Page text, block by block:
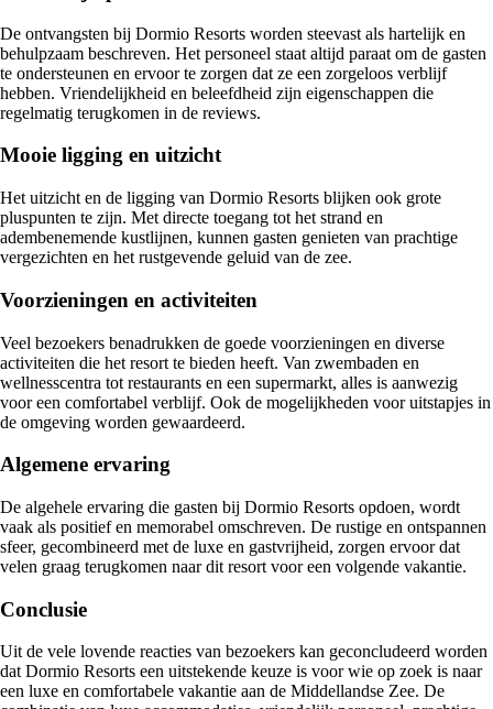
De ontvangsten bij Dormio Resorts worden steevast als hartelijk en
behulpzaam beschreven. Het personeel staat altijd paraat om de gasten
te ondersteunen en ervoor te zorgen dat ze een zorgeloos verblijf
hebben. Vriendelijkheid en beleefdheid zijn eigenschappen die
regelmatig terugkomen in de reviews.
Mooie ligging en uitzicht
Het uitzicht en de ligging van Dormio Resorts blijken ook grote
pluspunten te zijn. Met directe toegang tot het strand en
adembenemende kustlijnen, kunnen gasten genieten van prachtige
vergezichten en het rustgevende geluid van de zee.
Voorzieningen en activiteiten
Veel bezoekers benadrukken de goede voorzieningen en diverse
activiteiten die het resort te bieden heeft. Van zwembaden en
wellnesscentra tot restaurants en een supermarkt, alles is aanwezig
voor een comfortabel verblijf. Ook de mogelijkheden voor uitstapjes in
de omgeving worden gewaardeerd.
Algemene ervaring
De algehele ervaring die gasten bij Dormio Resorts opdoen, wordt
vaak als positief en memorabel omschreven. De rustige en ontspannen
sfeer, gecombineerd met de luxe en gastvrijheid, zorgen ervoor dat
velen graag terugkomen naar dit resort voor een volgende vakantie.
Conclusie
Uit de vele lovende reacties van bezoekers kan geconcludeerd worden
dat Dormio Resorts een uitstekende keuze is voor wie op zoek is naar
een luxe en comfortabele vakantie aan de Middellandse Zee. De